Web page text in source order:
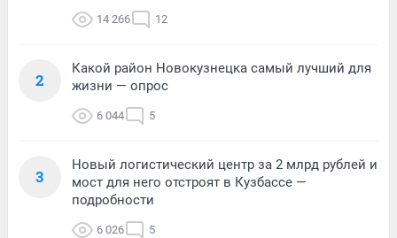
14 266 12
2
Какой район Новокузнецка самый лучший для
жизни — опрос
6 044 5
3
Новый логистический центр за 2 млрд рублей и
мост для него отстроят в Кузбассе —
подробности
6 026 5